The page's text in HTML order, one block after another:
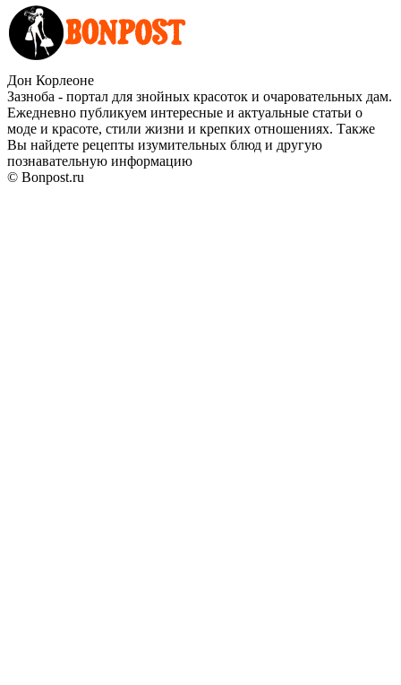
Дон Корлеоне
Зазноба - портал для знойных красоток и очаровательных дам.
Ежедневно публикуем интересные и актуальные статьи о
моде и красоте, стили жизни и крепких отношениях. Также
Вы найдете рецепты изумительных блюд и другую
познавательную информацию
© Bonpost.ru